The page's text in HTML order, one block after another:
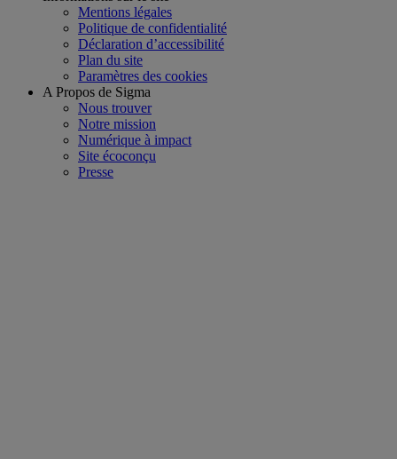
Mentions légales
Politique de confidentialité
Déclaration d’accessibilité
Plan du site
Paramètres des cookies
A Propos de Sigma
Nous trouver
Notre mission
Numérique à impact
Site écoconçu
Presse